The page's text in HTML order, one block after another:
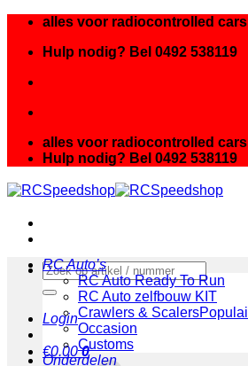
inhoud
alles voor radiocontrolled cars
Hulp nodig? Bel 0492 538119
alles voor radiocontrolled cars
Hulp nodig? Bel 0492 538119
Zoeken
naar:
Login
€0.00 0
RC Auto’s
RC Auto Ready To Run
RC Auto zelfbouw KIT
Crawlers & Scalers
Occasion
Customs
Onderdelen